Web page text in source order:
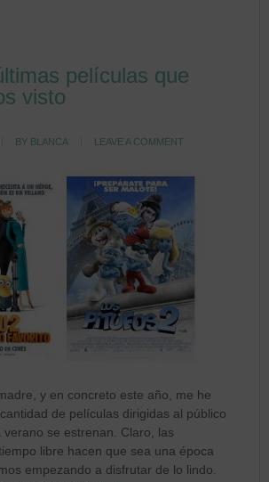
películas que
visto
BY BLANCA LEAVE A COMMENT
y en concreto este año, me he
de películas dirigidas al público
verano se estrenan. Claro, las
libre hacen que sea una época
empezando a disfrutar de lo lindo.